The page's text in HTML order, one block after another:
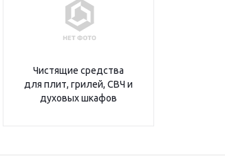
Чистящие средства
для плит, грилей, СВЧ и
духовых шкафов